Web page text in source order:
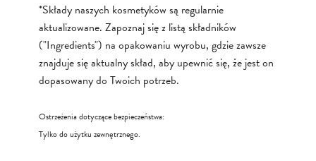
*Składy naszych kosmetyków są regularnie
aktualizowane. Zapoznaj się z listą składników
("Ingredients") na opakowaniu wyrobu, gdzie zawsze
znajduje się aktualny skład, aby upewnić się, że jest on
dopasowany do Twoich potrzeb.
Ostrzeżenia dotyczące bezpieczeństwa:
Tylko do użytku zewnętrznego.